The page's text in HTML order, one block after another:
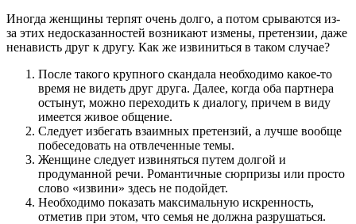
Иногда женщины терпят очень долго, а потом срываются из-
за этих недосказанностей возникают измены, претензии, даже
ненависть друг к другу. Как же извиниться в таком случае?
После такого крупного скандала необходимо какое-то
время не видеть друг друга. Далее, когда оба партнера
остынут, можно переходить к диалогу, причем в виду
имеется живое общение.
Следует избегать взаимных претензий, а лучше вообще
побеседовать на отвлеченные темы.
Женщине следует извиняться путем долгой и
продуманной речи. Романтичные сюрпризы или просто
слово «извини» здесь не подойдет.
Необходимо показать максимальную искренность,
отметив при этом, что семья не должна разрушаться.